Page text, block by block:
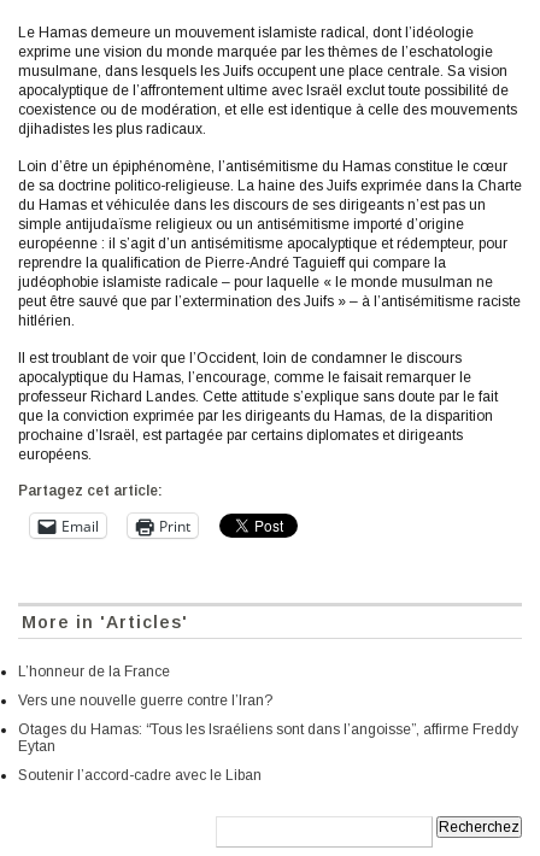
Le Hamas demeure un mouvement islamiste radical, dont l’idéologie
exprime une vision du monde marquée par les thèmes de l’eschatologie
musulmane, dans lesquels les Juifs occupent une place centrale. Sa vision
apocalyptique de l’affrontement ultime avec Israël exclut toute possibilité de
coexistence ou de modération, et elle est identique à celle des mouvements
djihadistes les plus radicaux.
Loin d’être un épiphénomène, l’antisémitisme du Hamas constitue le cœur
de sa doctrine politico-religieuse. La haine des Juifs exprimée dans la Charte
du Hamas et véhiculée dans les discours de ses dirigeants n’est pas un
simple antijudaïsme religieux ou un antisémitisme importé d’origine
européenne : il s’agit d’un antisémitisme apocalyptique et rédempteur, pour
reprendre la qualification de Pierre-André Taguieff qui compare la
judéophobie islamiste radicale – pour laquelle « le monde musulman ne
peut être sauvé que par l’extermination des Juifs » – à l’antisémitisme raciste
hitlérien.
Il est troublant de voir que l’Occident, loin de condamner le discours
apocalyptique du Hamas, l’encourage, comme le faisait remarquer le
professeur Richard Landes. Cette attitude s’explique sans doute par le fait
que la conviction exprimée par les dirigeants du Hamas, de la disparition
prochaine d’Israël, est partagée par certains diplomates et dirigeants
européens.
Partagez cet article:
Email Print
More in 'Articles'
L’honneur de la France
Vers une nouvelle guerre contre l’Iran?
Otages du Hamas: “Tous les Israéliens sont dans l’angoisse”, affirme Freddy
Eytan
Soutenir l’accord-cadre avec le Liban